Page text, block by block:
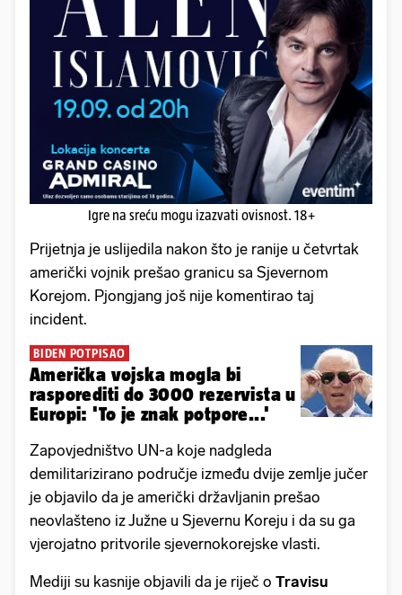
Igre na sreću mogu izazvati ovisnost. 18+
Prijetnja je uslijedila nakon što je ranije u četvrtak
američki vojnik prešao granicu sa Sjevernom
Korejom. Pjongjang još nije komentirao taj
incident.
BIDEN POTPISAO
Američka vojska mogla bi
rasporediti do 3000 rezervista u
Europi: 'To je znak potpore...'
Zapovjedništvo UN-a koje nadgleda
demilitarizirano područje između dvije zemlje jučer
je objavilo da je američki državljanin prešao
neovlašteno iz Južne u Sjevernu Koreju i da su ga
vjerojatno pritvorile sjevernokorejske vlasti.
Mediji su kasnije objavili da je riječ o Travisu